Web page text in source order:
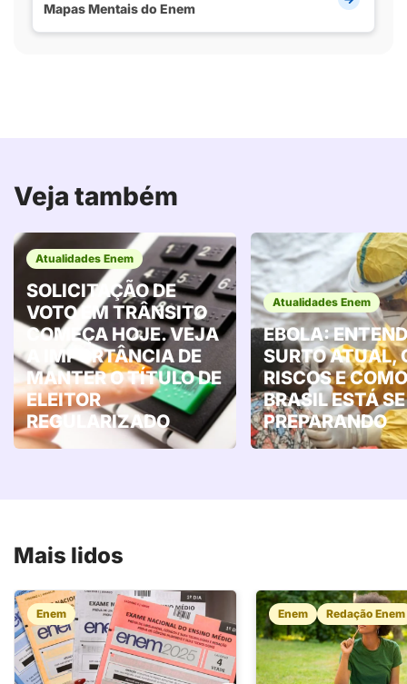
Mapas Mentais do Enem
Veja também
Atualidades Enem
SOLICITAÇÃO DE
VOTO EM TRÂNSITO
COMEÇA HOJE. VEJA
A IMPORTÂNCIA DE
MANTER O TÍTULO DE
ELEITOR
REGULARIZADO
Atualidades Enem
EBOLA:
SURTO ATUAL,
RISCOS E
BRASIL ESTÁ SE
PREPARANDO
Mais lidos
Enem Enem Redação Enem